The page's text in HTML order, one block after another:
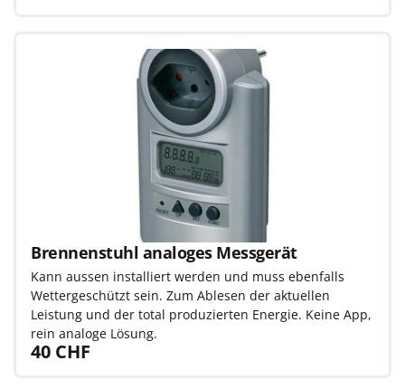
Brennenstuhl analoges Messgerät
Kann aussen installiert werden und muss ebenfalls
Wettergeschützt sein. Zum Ablesen der aktuellen
Leistung und der total produzierten Energie. Keine App,
rein analoge Lösung.
40 CHF